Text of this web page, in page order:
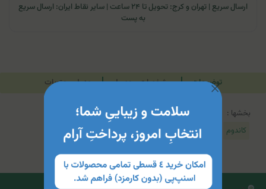
ارسال سریع | تهران و کرج: تحویل تا ۲۴ ساعت | سایر نقاط ایران: ارسال سریع
به پست
توضیحات مشخصات محصول جدول محتویات
بخشها :
کاندوم